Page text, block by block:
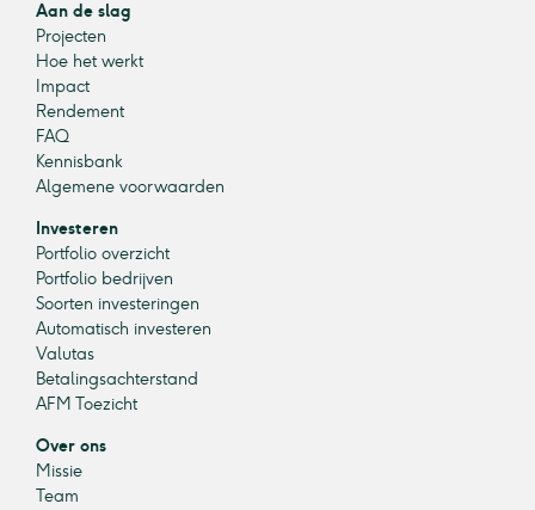
Aan de slag
Projecten
Hoe het werkt
Impact
Rendement
FAQ
Kennisbank
Algemene voorwaarden
Investeren
Portfolio overzicht
Portfolio bedrijven
Soorten investeringen
Automatisch investeren
Valutas
Betalingsachterstand
AFM Toezicht
Over ons
Missie
Team